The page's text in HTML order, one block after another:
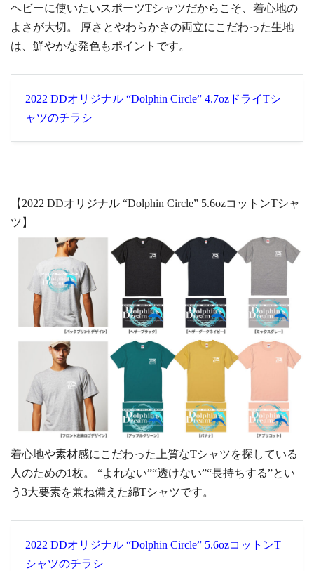
ヘビーに使いたいスポーツTシャツだからこそ、着心地の
よさが大切。 厚さとやわらかさの両立にこだわった生地
は、鮮やかな発色もポイントです。
2022 DDオリジナル “Dolphin Circle” 4.7ozドライTシ
ャツのチラシ
【2022 DDオリジナル “Dolphin Circle” 5.6ozコットンTシャ
ツ】
着心地や素材感にこだわった上質なTシャツを探している
人のための1枚。 “よれない”“透けない”“長持ちする”とい
う3大要素を兼ね備えた綿Tシャツです。
2022 DDオリジナル “Dolphin Circle” 5.6ozコットンT
シャツのチラシ